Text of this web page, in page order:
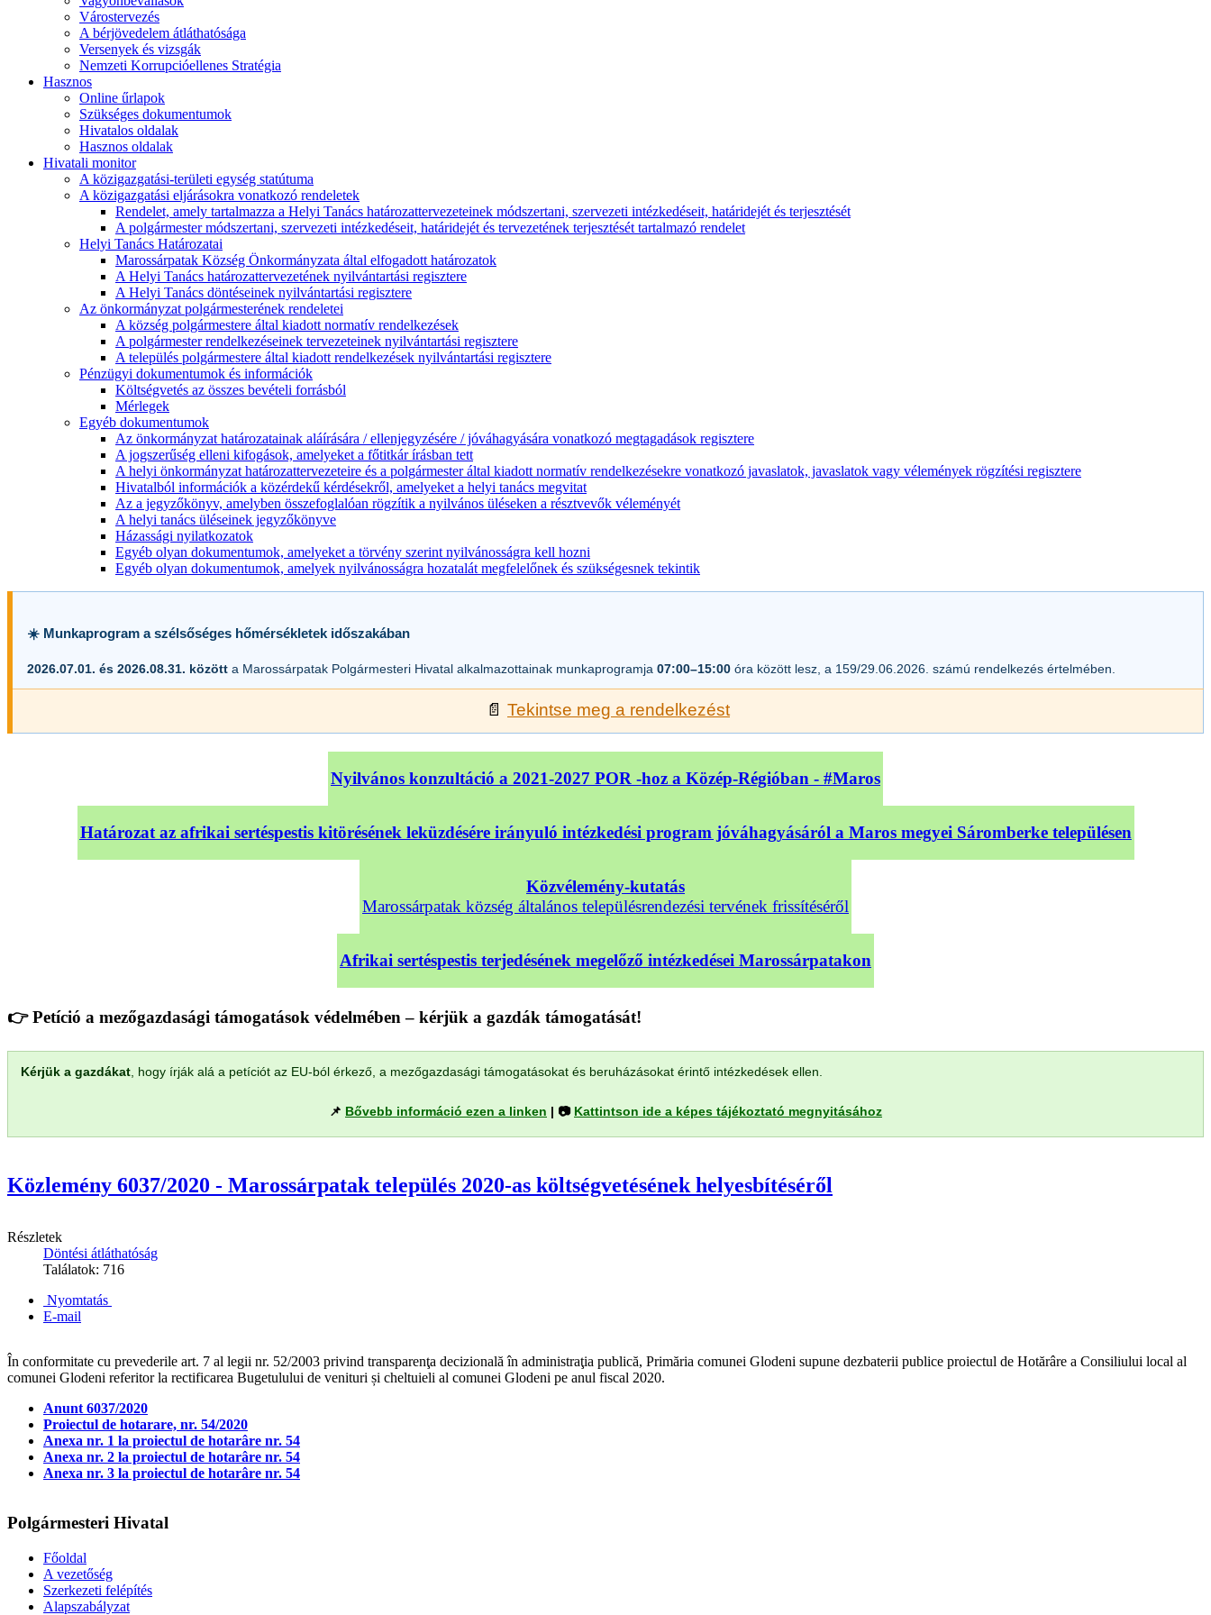
Várostervezés
A bérjövedelem átláthatósága
Versenyek és vizsgák
Nemzeti Korrupcióellenes Stratégia
Hasznos
Online űrlapok
Szükséges dokumentumok
Hivatalos oldalak
Hasznos oldalak
Hivatali monitor
A közigazgatási-területi egység statútuma
A közigazgatási eljárásokra vonatkozó rendeletek
Rendelet, amely tartalmazza a Helyi Tanács határozattervezeteinek módszertani, szervezeti intézkedéseit, határidejét és terjesztését
A polgármester módszertani, szervezeti intézkedéseit, határidejét és tervezetének terjesztését tartalmazó rendelet
Helyi Tanács Határozatai
Marossárpatak Község Önkormányzata által elfogadott határozatok
A Helyi Tanács határozattervezetének nyilvántartási regisztere
A Helyi Tanács döntéseinek nyilvántartási regisztere
Az önkormányzat polgármesterének rendeletei
A község polgármestere által kiadott normatív rendelkezések
A polgármester rendelkezéseinek tervezeteinek nyilvántartási regisztere
A település polgármestere által kiadott rendelkezések nyilvántartási regisztere
Pénzügyi dokumentumok és információk
Költségvetés az összes bevételi forrásból
Mérlegek
Egyéb dokumentumok
Az önkormányzat határozatainak aláírására / ellenjegyzésére / jóváhagyására vonatkozó megtagadások regisztere
A jogszerűség elleni kifogások, amelyeket a főtitkár írásban tett
A helyi önkormányzat határozattervezeteire és a polgármester által kiadott normatív rendelkezésekre vonatkozó javaslatok, javaslatok vagy vélemények rögzítési regisztere
Hivatalból információk a közérdekű kérdésekről, amelyeket a helyi tanács megvitat
Az a jegyzőkönyv, amelyben összefoglalóan rögzítik a nyilvános üléseken a résztvevők véleményét
A helyi tanács üléseinek jegyzőkönyve
Házassági nyilatkozatok
Egyéb olyan dokumentumok, amelyeket a törvény szerint nyilvánosságra kell hozni
Egyéb olyan dokumentumok, amelyek nyilvánosságra hozatalát megfelelőnek és szükségesnek tekintik
☀️ Munkaprogram a szélsőséges hőmérsékletek időszakában
2026.07.01. és 2026.08.31. között a Marossárpatak Polgármesteri Hivatal alkalmazottainak munkaprogramja 07:00–15:00 óra között lesz, a 159/29.06.2026. számú rendelkezés értelmében.
📄 Tekintse meg a rendelkezést
Nyilvános konzultáció a 2021-2027 POR -hoz a Közép-Régióban - #Maros
Határozat az afrikai sertéspestis kitörésének leküzdésére irányuló intézkedési program jóváhagyásáról a Maros megyei Sáromberke településen
Közvélemény-kutatás
Marossárpatak község általános településrendezési tervének frissítéséről
Afrikai sertéspestis terjedésének megelőző intézkedései Marossárpatakon
👉 Petíció a mezőgazdasági támogatások védelmében – kérjük a gazdák támogatását!
Kérjük a gazdákat , hogy írják alá a petíciót az EU-ból érkező, a mezőgazdasági támogatásokat és beruházásokat érintő intézkedések ellen.
📌 Bővebb információ ezen a linken | 📷 Kattintson ide a képes tájékoztató megnyitásához
Közlemény 6037/2020 - Marossárpatak település 2020-as költségvetésének helyesbítéséről
Részletek
Döntési átláthatóság
Találatok: 716
Nyomtatás
E-mail
În conformitate cu prevederile art. 7 al legii nr. 52/2003 privind transparenţa decizională în administraţia publică, Primăria comunei Glodeni supune dezbaterii publice proiectul de Hotărâre a Consiliului local al
comunei Glodeni referitor la rectificarea Bugetulului de venituri și cheltuieli al comunei Glodeni pe anul fiscal 2020.
Anunt 6037/2020
Proiectul de hotarare, nr. 54/2020
Anexa nr. 1 la proiectul de hotarâre nr. 54
Anexa nr. 2 la proiectul de hotarâre nr. 54
Anexa nr. 3 la proiectul de hotarâre nr. 54
Polgármesteri Hivatal
Főoldal
A vezetőség
Szerkezeti felépítés
Alapszabályzat